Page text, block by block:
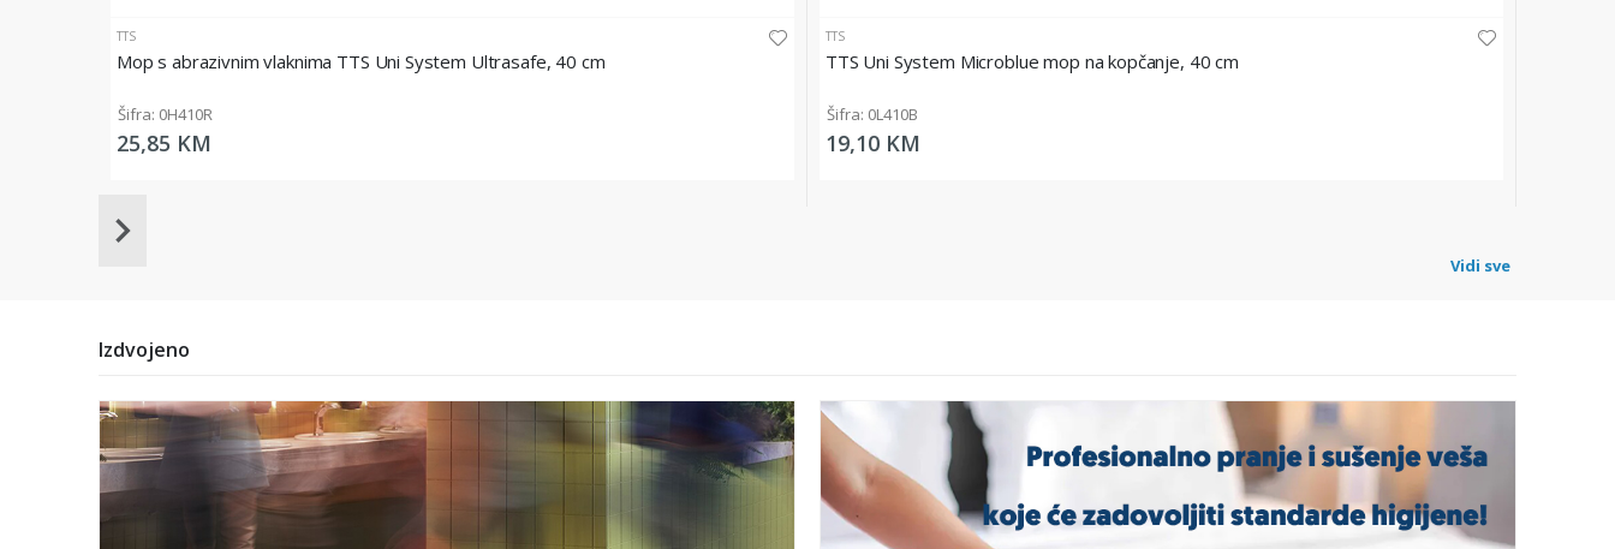
TTS
Mop s abrazivnim vlaknima TTS Uni System Ultrasafe, 40 cm
Šifra: 0H410R
25,85 KM
TTS
TTS Uni System Microblue mop na kopčanje, 40 cm
Šifra: 0L410B
19,10 KM
Item
Vidi sve
Izdvojeno